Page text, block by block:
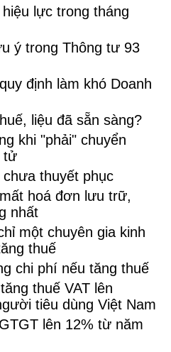
lực trong tháng
ý trong Thông tư 93
định làm khó Doanh
liệu đã sẵn sàng?
khi "phải" chuyển
tử
thuyết phục
hoá đơn lưu trữ,
nhất
một chuyên gia kinh
thuế
chi phí nếu tăng thuế
thuế VAT lên
tiêu dùng Việt Nam
lên 12% từ năm